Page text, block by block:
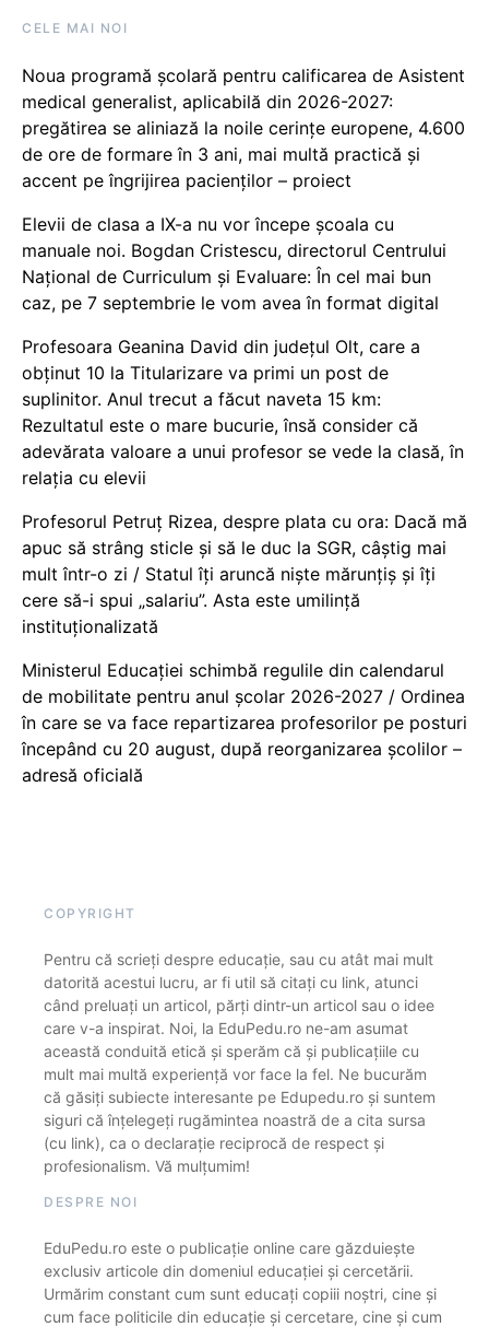
CELE MAI NOI
Noua programă școlară pentru calificarea de Asistent
medical generalist, aplicabilă din 2026-2027:
pregătirea se aliniază la noile cerințe europene, 4.600
de ore de formare în 3 ani, mai multă practică și
accent pe îngrijirea pacienților – proiect
Elevii de clasa a IX-a nu vor începe școala cu
manuale noi. Bogdan Cristescu, directorul Centrului
Național de Curriculum și Evaluare: În cel mai bun
caz, pe 7 septembrie le vom avea în format digital
Profesoara Geanina David din județul Olt, care a
obținut 10 la Titularizare va primi un post de
suplinitor. Anul trecut a făcut naveta 15 km:
Rezultatul este o mare bucurie, însă consider că
adevărata valoare a unui profesor se vede la clasă, în
relația cu elevii
Profesorul Petruț Rizea, despre plata cu ora: Dacă mă
apuc să strâng sticle și să le duc la SGR, câștig mai
mult într-o zi / Statul îți aruncă niște mărunțiș și îți
cere să-i spui „salariu”. Asta este umilință
instituționalizată
Ministerul Educației schimbă regulile din calendarul
de mobilitate pentru anul școlar 2026-2027 / Ordinea
în care se va face repartizarea profesorilor pe posturi
începând cu 20 august, după reorganizarea școlilor –
adresă oficială
COPYRIGHT
Pentru că scrieți despre educație, sau cu atât mai mult
datorită acestui lucru, ar fi util să citați cu link, atunci
când preluați un articol, părți dintr-un articol sau o idee
care v-a inspirat. Noi, la EduPedu.ro ne-am asumat
această conduită etică și sperăm că și publicațiile cu
mult mai multă experiență vor face la fel. Ne bucurăm
că găsiți subiecte interesante pe Edupedu.ro și suntem
siguri că înțelegeți rugămintea noastră de a cita sursa
(cu link), ca o declarație reciprocă de respect și
profesionalism. Vă mulțumim!
DESPRE NOI
EduPedu.ro este o publicație online care găzduiește
exclusiv articole din domeniul educației și cercetării.
Urmărim constant cum sunt educați copiii noștri, cine și
cum face politicile din educație și cercetare, cine și cum